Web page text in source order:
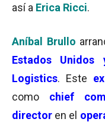
así a Erica Ricci.
Aníbal Brullo
Estados Unidos
Logistics. Este
como chief
director en el